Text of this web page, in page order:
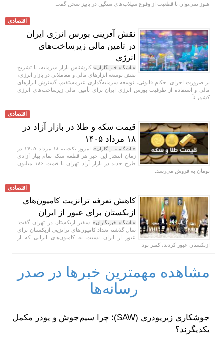
هنوز نمی‌توان با قطعیت از وقوع سیلاب‌های سنگین در پاییز سخن گفت.
اقتصادی
نقش آفرینی بورس انرژی ایران
در تامین مالی زیرساخت‌های
انرژی
«باشگاه خبرنگاران» کارشناس بازار سرمایه، با تشریح
نقش توسعه ابزار‌های مالی و معاملاتی در بازار انرژی،
بر ضرورت اجرای احکام قانونی، توسعه سرمایه‌گذاری غیرمستقیم، گسترش ابزار‌های
مالی و استفاده از ظرفیت بورس انرژی ایران برای تأمین مالی زیرساخت‌های انرژی
کشور تأ...
اقتصادی
قیمت سکه و طلا در بازار آزاد در
۱۸ مرداد ۱۴۰۵
«باشگاه خبرنگاران»
امروز یکشنبه ۱۸ مرداد ۱۴۰۵ در
زمان انتشار این خبر هر قطعه سکه تمام بهار آزادی
طرح جدید در بازار آزاد تهران با قیمت ۱۸۶ میلیون
تومان به فروش می‌رسد.
اقتصادی
کاهش تعرفه ترانزیت کامیون‌های
ازبکستان برای عبور از ایران
«باشگاه خبرنگاران» سفیر ازبکستان در تهران گفت:
سال گذشته تعداد کامیون‌های ترانزیتی ازبکستان برای
عبور از ایران نسبت به کامیون‌های ایرانی که از
ازبکستان عبور کردند، کمتر بود.
مشاهده مهمترین خبرها در صدر
رسانه‌ها
جوشکاری زیرپودری (SAW)؛ چرا سیم‌جوش و پودر مکمل
یکدیگرند؟